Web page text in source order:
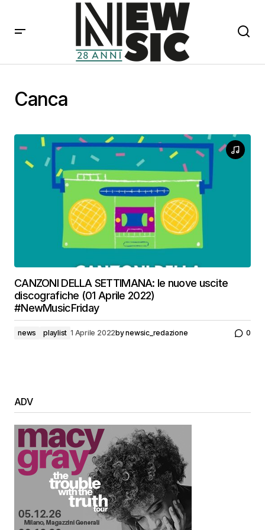
Canca
CANZONI DELLA SETTIMANA: le nuove uscite
discografiche (01 Aprile 2022)
#NewMusicFriday
news playlist 1 Aprile 2022bynewsic_redazione 0
ADV